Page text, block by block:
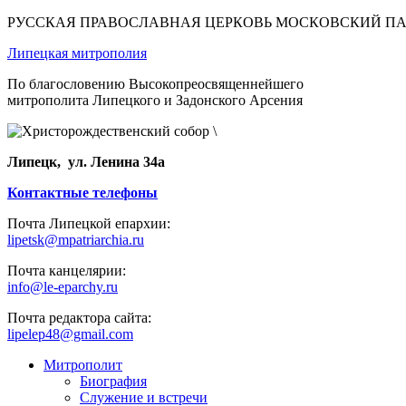
РУССКАЯ ПРАВОСЛАВНАЯ ЦЕРКОВЬ МОСКОВСКИЙ
Липецкая митрополия
По благословению Высокопреосвященнейшего
митрополита Липецкого и Задонского Арсения
Липецк, ул. Ленина 34а
Контактные телефоны
Почта Липецкой епархии:
lipetsk@mpatriarchia.ru
Почта канцелярии:
info@le-eparchy.ru
Почта редактора сайта:
lipelep48@gmail.com
Митрополит
Биография
Служение и встречи